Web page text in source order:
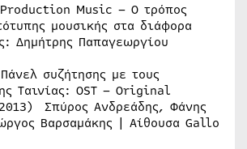
Music – Ο τρόπος
μουσικής στα διάφορα
Δημήτρης Παπαγεωργίου
συζήτησης με τους
Ταινίας: OST – Original
Σπύρος Ανδρεάδης, Φάνης
Βαρσαμάκης | Αίθουσα Gallo